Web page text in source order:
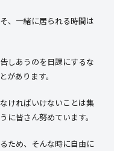
、一緒に居られる時間は
しあうのを日課にするな
があります。
ければいけないことは集
に皆さん努めています。
ため、そんな時に自由に